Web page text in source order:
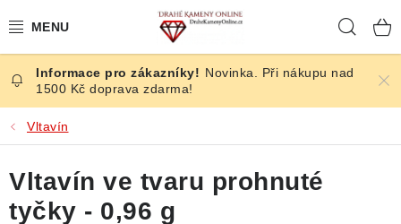
na
ČESKÉ KAMENY
ŠPERKY
KAMENY ZE SVĚTA
BROUŠENÉ
Novinka. Při nákupu nad
1500 Kč doprava zdarma!
Vltavín
Vltavín ve tvaru prohnuté
tyčky - 0,96 g